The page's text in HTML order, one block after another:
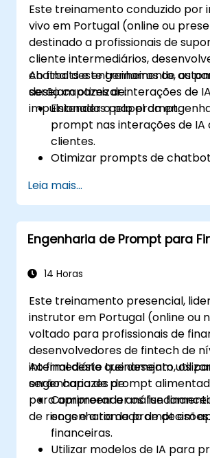
Este treinamento conduzido por
vivo em Portugal (online ou
destinado a profissionais de
cliente intermediários,
chatbots e engenheiros de
desejam otimizar interações de IA
impulsionadas pelo prompt.
Ao final deste treinamento, os
serão capazes de:
Entender o papel da
prompt nas interações de IA
clientes.
Otimizar prompts de
usuário.
Usar modelos de IA
lidar com consultas de
automatizar respostas.
complexos, escalonamentos
Garantir interações éticas
reduzir o viés no
automatizado.
Leia mais...
Engenharia de Prompt para
14 Horas
Este treinamento presencial,
instrutor em Portugal (online ou
voltado para profissionais de
desenvolvedores de fintech de
intermediário que desejam
engenharia de prompt
para aprimorar a análise
de riscos e a tomada de
Ao final deste treinamento, os
serão capazes de:
Compreender os
engenharia de prompt em
financeiras.
Utilizar modelos de IA para